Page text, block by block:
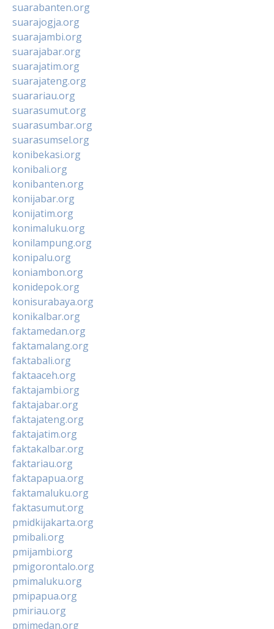
suarabanten.org
suarajogja.org
suarajambi.org
suarajabar.org
suarajatim.org
suarajateng.org
suarariau.org
suarasumut.org
suarasumbar.org
suarasumsel.org
konibekasi.org
konibali.org
konibanten.org
konijabar.org
konijatim.org
konimaluku.org
konilampung.org
konipalu.org
koniambon.org
konidepok.org
konisurabaya.org
konikalbar.org
faktamedan.org
faktamalang.org
faktabali.org
faktaaceh.org
faktajambi.org
faktajabar.org
faktajateng.org
faktajatim.org
faktakalbar.org
faktariau.org
faktapapua.org
faktamaluku.org
faktasumut.org
pmidkijakarta.org
pmibali.org
pmijambi.org
pmigorontalo.org
pmimaluku.org
pmipapua.org
pmiriau.org
pmimedan.org